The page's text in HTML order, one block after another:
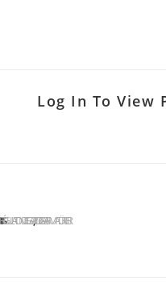
Log In To View
RÉGULATION DES GAZYILDIZ GAZ ARMATÜRLERI